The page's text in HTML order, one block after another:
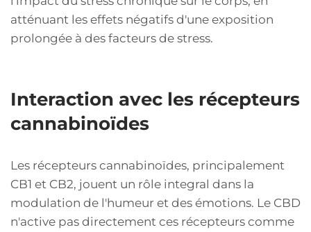
atténuant les effets négatifs d'une exposition
prolongée à des facteurs de stress.
Interaction avec les récepteurs
cannabinoïdes
Les récepteurs cannabinoïdes, principalement
CB1 et CB2, jouent un rôle integral dans la
modulation de l'humeur et des émotions. Le CBD
n'active pas directement ces récepteurs comme